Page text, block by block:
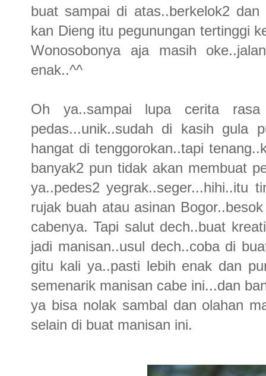
buat sampai di atas..berkelok2
kan Dieng itu pegunungan tertinggi
Wonosobonya aja masih
enak..^^
Oh ya..sampai lupa cerita rasa
pedas...unik..sudah di kasih gula
hangat di tenggorokan..tapi
banyak2 pun tidak akan membuat
ya..pedes2 yegrak..seger...hihi..itu
rujak buah atau asinan
cabenya. Tapi salut dech..buat
jadi manisan..usul dech..coba di
gitu kali ya..pasti lebih enak dan
semenarik manisan cabe ini...dan
ya bisa nolak sambal dan olahan
selain di buat manisan ini.